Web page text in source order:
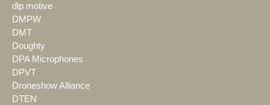
dlp motive
DMPW
DMT
Doughty
DPA Microphones
DPVT
Droneshow Alliance
DTEN